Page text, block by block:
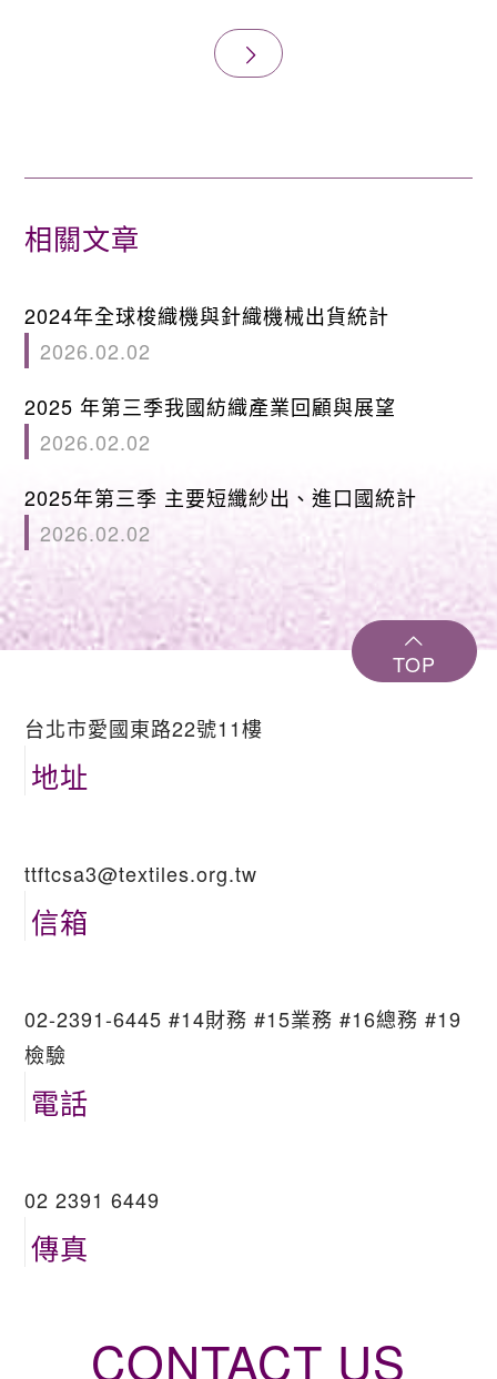
相關文章
2024年全球梭織機與針織機械出貨統計
2026.02.02
2025 年第三季我國紡織產業回顧與展望
2026.02.02
2025年第三季 主要短纖紗出、進口國統計
2026.02.02
台北市愛國東路22號11樓
地址
ttftcsa3@textiles.org.tw
信箱
02-2391-6445 #14財務 #15業務 #16總務 #19
檢驗
電話
02 2391 6449
傳真
TOP
CONTACT US